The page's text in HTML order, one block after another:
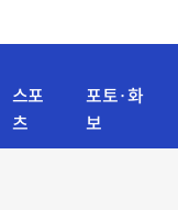
스포
츠
포토·화
보